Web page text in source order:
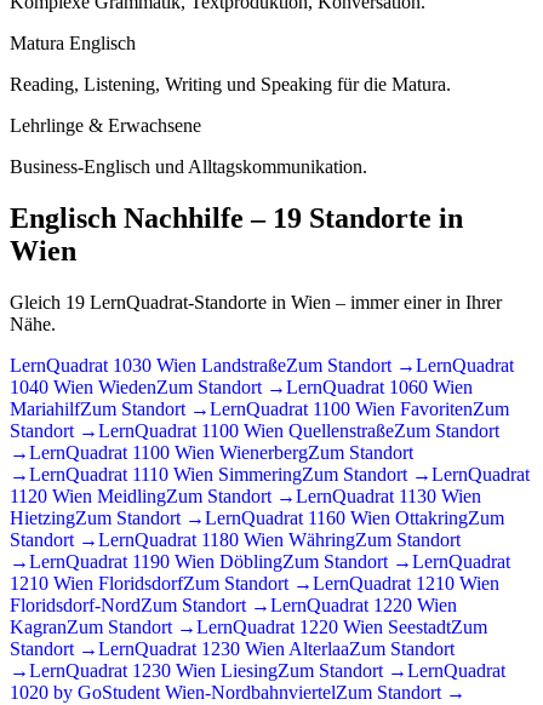
Matura Englisch
Reading, Listening, Writing und Speaking für die Matura.
Lehrlinge & Erwachsene
Business-Englisch und Alltagskommunikation.
Englisch Nachhilfe – 19 Standorte in
Wien
Gleich 19 LernQuadrat-Standorte in Wien – immer einer in Ihrer
Nähe.
LernQuadrat 1030 Wien LandstraßeZum Standort →LernQuadrat
1040 Wien WiedenZum Standort →LernQuadrat 1060 Wien
MariahilfZum Standort →LernQuadrat 1100 Wien FavoritenZum
Standort →LernQuadrat 1100 Wien QuellenstraßeZum Standort
→LernQuadrat 1100 Wien WienerbergZum Standort
→LernQuadrat 1110 Wien SimmeringZum Standort →LernQuadrat
1120 Wien MeidlingZum Standort →LernQuadrat 1130 Wien
HietzingZum Standort →LernQuadrat 1160 Wien OttakringZum
Standort →LernQuadrat 1180 Wien WähringZum Standort
→LernQuadrat 1190 Wien DöblingZum Standort →LernQuadrat
1210 Wien FloridsdorfZum Standort →LernQuadrat 1210 Wien
Floridsdorf-NordZum Standort →LernQuadrat 1220 Wien
KagranZum Standort →LernQuadrat 1220 Wien SeestadtZum
Standort →LernQuadrat 1230 Wien AlterlaaZum Standort
→LernQuadrat 1230 Wien LiesingZum Standort →LernQuadrat
1020 by GoStudent Wien-NordbahnviertelZum Standort →